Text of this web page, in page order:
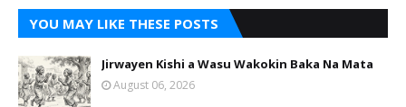
YOU MAY LIKE THESE POSTS
Jirwayen Kishi a Wasu Wakokin Baka Na Mata
August 06, 2026